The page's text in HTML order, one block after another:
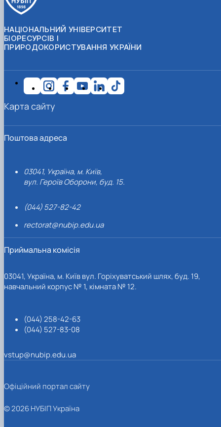
НАЦІОНАЛЬНИЙ УНІВЕРСИТЕТ
БІОРЕСУРСІВ І
ПРИРОДОКОРИСТУВАННЯ УКРАЇНИ
Поштова адреса
03041, Україна, м. Київ,
вул. Героїв Оборони, буд. 15.
(044) 527-82-42
rectorat@nubip.edu.ua
Приймальна комісія
03041, Україна, м. Київ вул. Горіхуватський шлях, буд. 19,
навчальний корпус № 1, кімната № 12.
(044) 258-42-63
(044) 527-83-08
vstup@nubip.edu.ua
Карта сайту
Офіційний портал сайту
© 2026 НУБІП Україна